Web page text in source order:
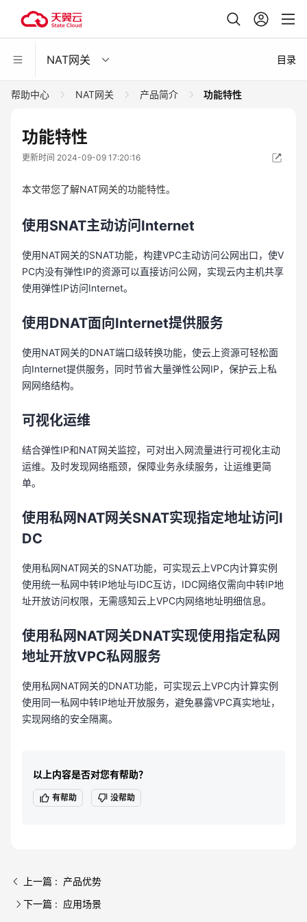
NAT网关 目录
帮助中心 NAT网关 产品简介 功能特性
功能特性
更新时间 2024-09-09 17:20:16
本文带您了解NAT网关的功能特性。
使用 SNAT主动访问Internet
使用NAT网关的SNAT功能，构建VPC主动访问公网出口，使V
PC内没有弹性IP的资源可以直接访问公网，实现云内主机共享
使用弹性IP访问Internet。
使用DNAT面向Internet提供服务
使用NAT网关的DNAT端口级转换功能，使云上资源可轻松面
向Internet提供服务，同时节省大量弹性公网IP，保护云上私
网网络结构。
可视化运维
结合弹性IP和NAT网关监控，可对出入网流量进行可视化主动
运维。及时发现网络瓶颈，保障业务永续服务，让运维更简
单。
使用私网NAT网关SNAT实现指定地址访问I
DC
使用私网NAT网关的SNAT功能，可实现云上VPC内计算实例
使用统一私网中转IP地址与IDC互访，IDC网络仅需向中转IP地
址开放访问权限，无需感知云上VPC内网络地址明细信息。
使用私网NAT网关DNAT实现使用指定私网
地址开放VPC私网服务
使用私网NAT网关的DNAT功能，可实现云上VPC内计算实例
使用同一私网中转IP地址开放服务，避免暴露VPC真实地址，
实现网络的安全隔离。
以上内容是否对您有帮助？
有帮助 没帮助
上一篇 : 产品优势
下一篇 : 应用场景